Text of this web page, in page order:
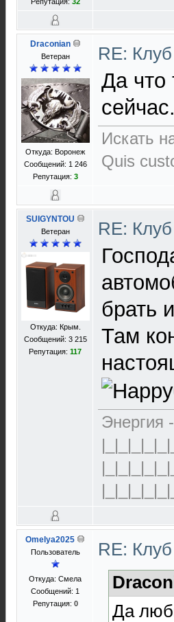
Draconian
Ветеран
Откуда: Воронеж
Сообщений: 1 246
Репутация: 3
RE:
Да что
сейчас.
Искать
Quis
SUIGYNTOU
Ветеран
Откуда: Крым.
Сообщений: 3 215
Репутация: 117
RE:
брать
Там
Энергия
Omelya2025
Пользователь
Откуда: Смела
Сообщений: 1
Репутация: 0
RE:
Да